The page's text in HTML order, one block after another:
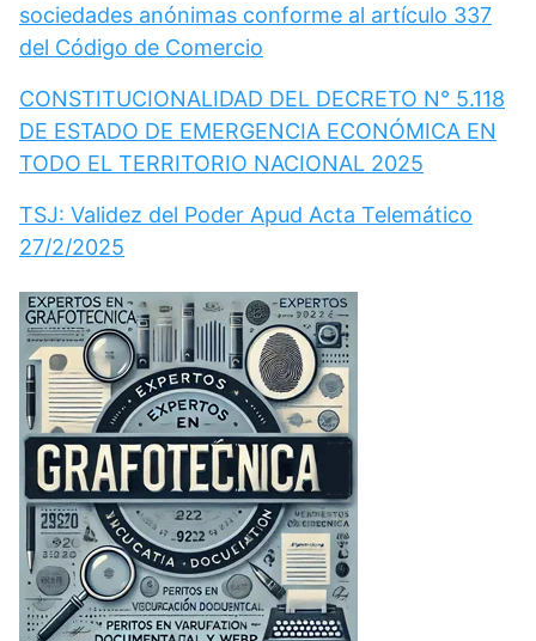
sociedades anónimas conforme al artículo 337
del Código de Comercio
CONSTITUCIONALIDAD DEL DECRETO N° 5.118
DE ESTADO DE EMERGENCIA ECONÓMICA EN
TODO EL TERRITORIO NACIONAL 2025
TSJ: Validez del Poder Apud Acta Telemático
27/2/2025